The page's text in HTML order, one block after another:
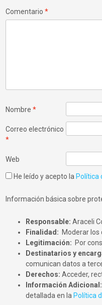
Comentario*
Nombre*
Correo electrónico
*
Web
He leído y acepto la Política
Información básica sobre
Responsable: Araceli
Finalidad: Moderar los
Legitimación: Por
Destinatarios y
comunican datos a
Derechos: Acceder,
Información Adicional:
detallada en la Política